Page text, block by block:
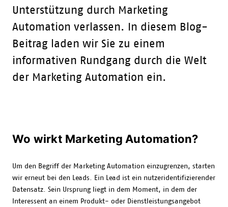
Unterstützung durch Marketing
Automation verlassen. In diesem Blog-
Beitrag laden wir Sie zu einem
informativen Rundgang durch die Welt
der Marketing Automation ein.
Wo wirkt Marketing Automation?
Um den Begriff der Marketing Automation einzugrenzen, starten
wir erneut bei den Leads. Ein Lead ist ein nutzeridentifizierender
Datensatz. Sein Ursprung liegt in dem Moment, in dem der
Interessent an einem Produkt- oder Dienstleistungsangebot